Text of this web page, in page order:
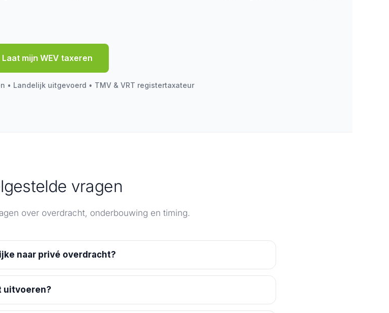
Laat mijn WEV taxeren
• Landelijk uitgevoerd • TMV & VRT registertaxateur
vragen
over overdracht, onderbouwing en timing.
naar privé overdracht?
uitvoeren?